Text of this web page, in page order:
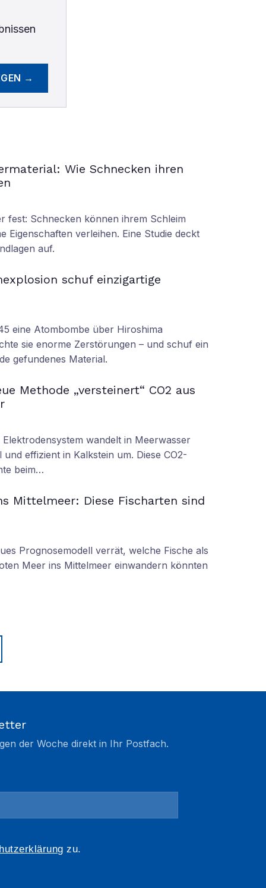
→
Wie Schnecken ihren
fest: Schnecken können ihrem Schleim
Eigenschaften verleihen. Eine Studie deckt
auf.
schuf einzigartige
eine Atombombe über Hiroshima
sie enorme Zerstörungen – und schuf ein
gefundenes Material.
Methode „versteinert“ CO2 aus
wandelt in Meerwasser
und effizient in Kalkstein um. Diese CO2-
beim…
Mittelmeer: Diese Fischarten sind
Prognosemodell verrät, welche Fische als
Meer ins Mittelmeer einwandern könnten
der Woche direkt in Ihr Postfach.